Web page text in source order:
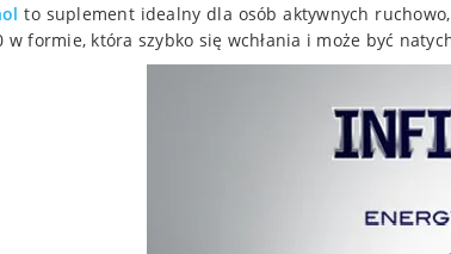
to suplement idealny dla osób aktywnych
w formie, która szybko się wchłania i może być